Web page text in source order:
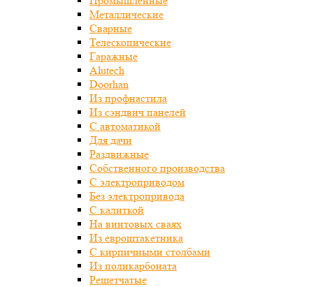
Металлические
Сварные
Телескопические
Гаражные
Alutech
Doorhan
Из профнастила
Из сэндвич панелей
С автоматикой
Для дачи
Раздвижные
Собственного производства
С электроприводом
Без электропривода
С калиткой
На винтовых сваях
Из евроштакетника
С кирпичными столбами
Из поликарбоната
Решетчатые